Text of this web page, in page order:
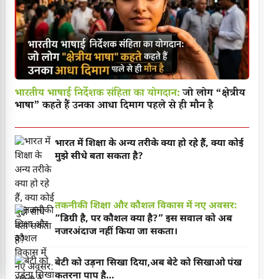
भारतीय भाषाई निर्देशक संहिता का योगदान:जो लोग “क्षेत्रीय
भाषा” कहते हैं उनका आधा दिमाग पहले से ही मौन है
भारत में शिक्षा के अन्य तरीके क्या हो रहे हैं, क्या कोई
मुझे सीधे बता सकता है?
तकनीकी शिक्षा और कौशल विकास में नए अवसर:
“डिग्री है, पर कौशल क्या है?” इस सवाल को अब
नजरअंदाज नहीं किया जा सकता।
बेटी को उड़ना सिखा दिया,अब बेटे को सिखाओ पंख
कतरना पाप है…